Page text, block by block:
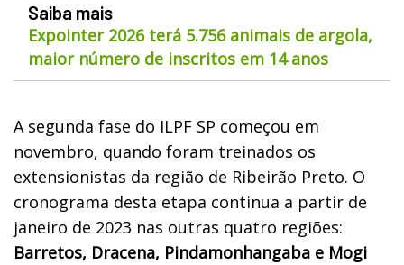
Saiba mais
Expointer 2026 terá 5.756 animais de argola,
maior número de inscritos em 14 anos
A segunda fase do ILPF SP começou em
novembro, quando foram treinados os
extensionistas da região de Ribeirão Preto. O
cronograma desta etapa continua a partir de
janeiro de 2023 nas outras quatro regiões:
Barretos, Dracena, Pindamonhangaba e Mogi